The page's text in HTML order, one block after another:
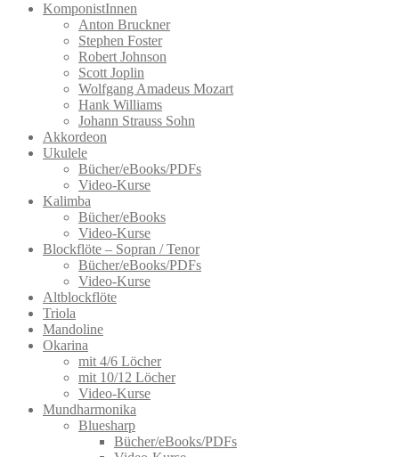
KomponistInnen
Anton Bruckner
Stephen Foster
Robert Johnson
Scott Joplin
Wolfgang Amadeus Mozart
Hank Williams
Johann Strauss Sohn
Akkordeon
Ukulele
Bücher/eBooks/PDFs
Video-Kurse
Kalimba
Bücher/eBooks
Video-Kurse
Blockflöte – Sopran / Tenor
Bücher/eBooks/PDFs
Video-Kurse
Altblockflöte
Triola
Mandoline
Okarina
mit 4/6 Löcher
mit 10/12 Löcher
Video-Kurse
Mundharmonika
Bluesharp
Bücher/eBooks/PDFs